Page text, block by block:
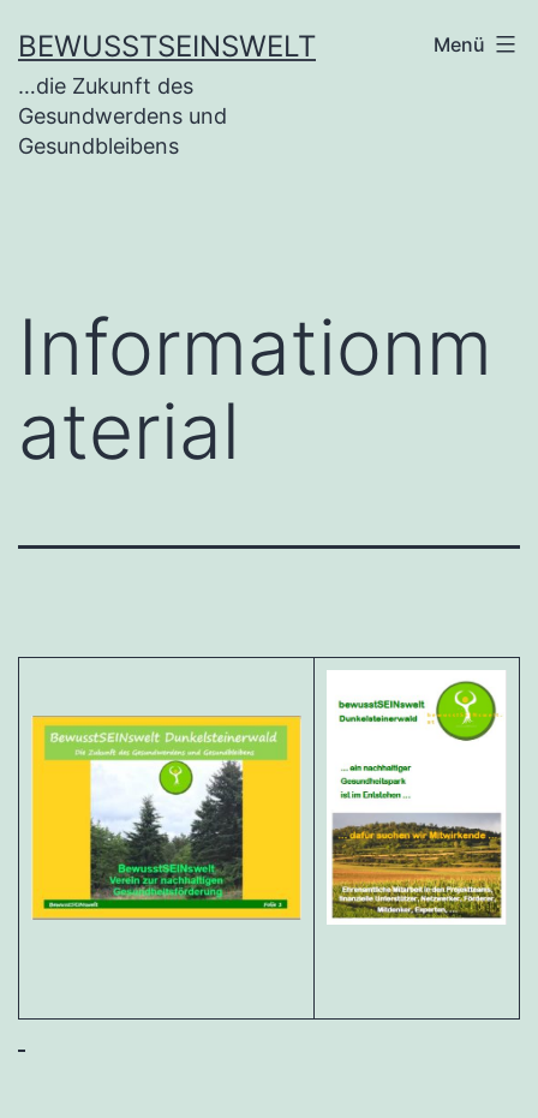
BEWUSSTSEINSWELT
…die Zukunft des
Gesundwerdens und
Gesundbleibens
Menü
Informationm
aterial